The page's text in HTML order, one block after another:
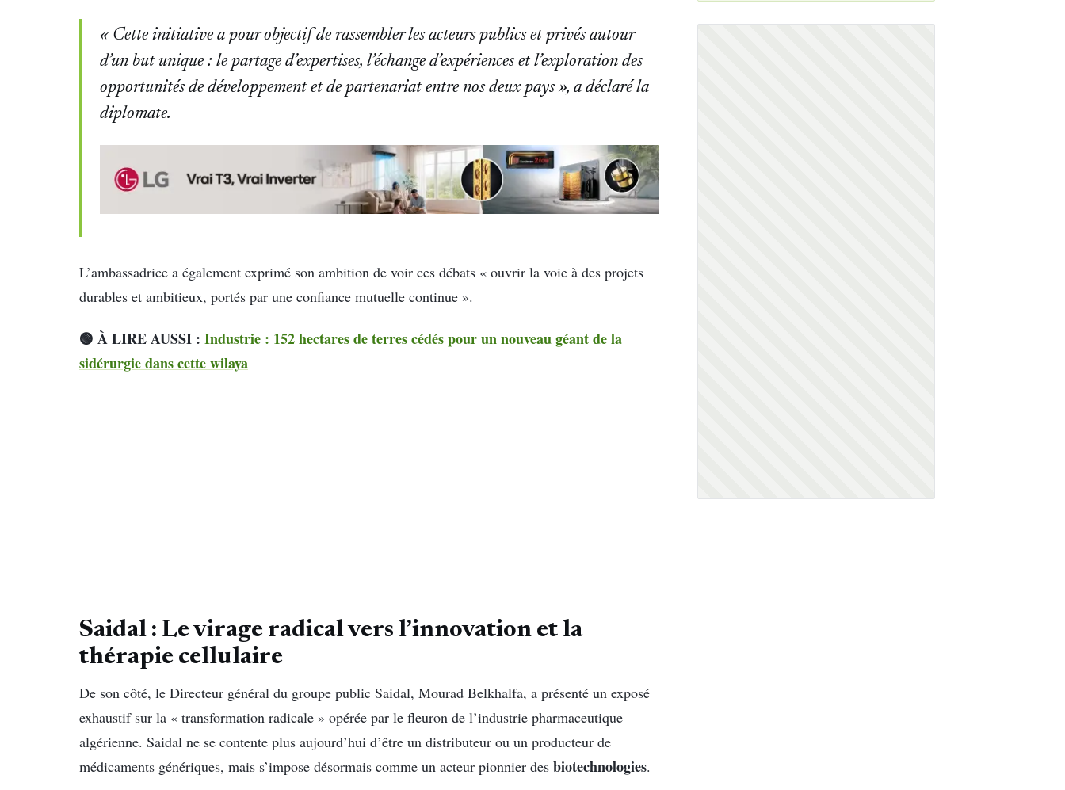
« Cette initiative a pour objectif de rassembler les acteurs publics et privés autour
d’un but unique : le partage d’expertises, l’échange d’expériences et l’exploration des
opportunités de développement et de partenariat entre nos deux pays », a déclaré la
diplomate.
L’ambassadrice a également exprimé son ambition de voir ces débats « ouvrir la voie à des projets
durables et ambitieux, portés par une confiance mutuelle continue ».
🟢 À LIRE AUSSI : Industrie : 152 hectares de terres cédés pour un nouveau géant de la
sidérurgie dans cette wilaya
Saidal : Le virage radical vers l’innovation et la
thérapie cellulaire
De son côté, le Directeur général du groupe public Saidal, Mourad Belkhalfa, a présenté un exposé
exhaustif sur la « transformation radicale » opérée par le fleuron de l’industrie pharmaceutique
algérienne. Saidal ne se contente plus aujourd’hui d’être un distributeur ou un producteur de
médicaments génériques, mais s’impose désormais comme un acteur pionnier des biotechnologies.